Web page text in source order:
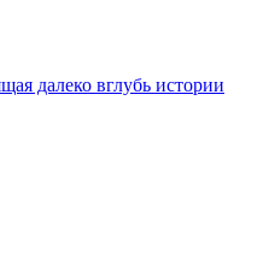
далеко вглубь истории